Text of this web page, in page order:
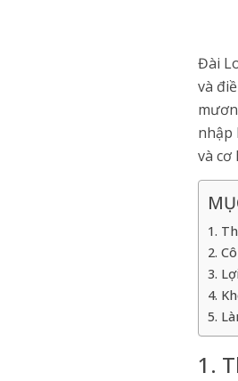
Đài
và
nhập
và
1.
2.
3.
4.
5.
1.